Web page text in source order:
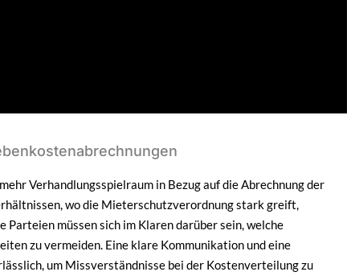
Verhandlungsspielraum in Bezug auf die Abrechnung der
wo die Mieterschutzverordnung stark greift,
müssen sich im Klaren darüber sein, welche
zu vermeiden. Eine klare Kommunikation und eine
um Missverständnisse bei der Kostenverteilung zu